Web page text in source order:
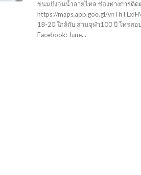
ขนมปังจนน้ำลายไหล ช่องทางการติดต่อร้านจูนปัง Google Maps:
https://maps.app.goo.gl/
18-20 ใกล้กับ สวนจุฬา100 ปี โทรส
Facebook: June...